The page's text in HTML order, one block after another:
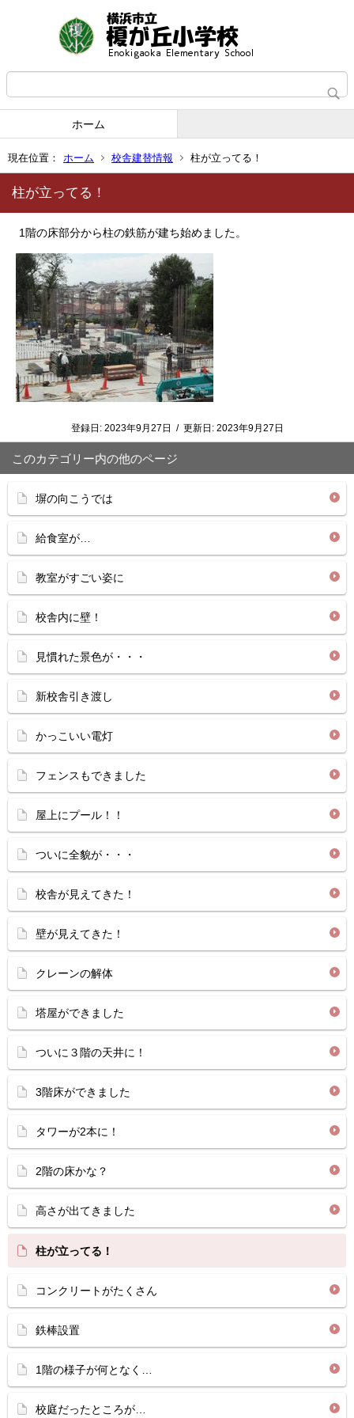
ホーム
現在位置： ホーム 校舎建替情報 柱が立ってる！
柱が立ってる！
1階の床部分から柱の鉄筋が建ち始めました。
登録日: 2023年9月27日 / 更新日: 2023年9月27日
このカテゴリー内の他のページ
塀の向こうでは
給食室が…
教室がすごい姿に
校舎内に壁！
見慣れた景色が・・・
新校舎引き渡し
かっこいい電灯
フェンスもできました
屋上にプール！！
ついに全貌が・・・
校舎が見えてきた！
壁が見えてきた！
クレーンの解体
塔屋ができました
ついに３階の天井に！
3階床ができました
タワーが2本に！
2階の床かな？
高さが出てきました
柱が立ってる！
コンクリートがたくさん
鉄棒設置
1階の様子が何となく…
校庭だったところが…